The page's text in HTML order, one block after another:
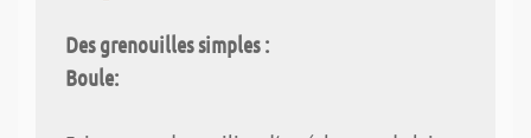
Des grenouilles simples :
Boule: